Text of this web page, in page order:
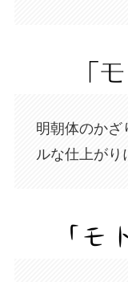
明朝体のかざ
ルな仕上がり